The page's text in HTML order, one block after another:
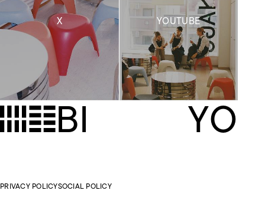
X YOUTUBE
BI YO
PRIVACY POLICYSOCIAL POLICY